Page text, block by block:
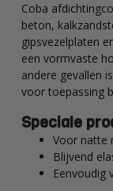
Coba
beton,
gipsvezelplaten
een vormvaste
andere gevallen
voor toepassing
Speciale
Voor natte
Blijvend
Eenvoudig